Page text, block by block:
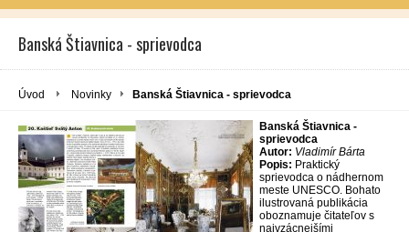
Banská Štiavnica - sprievodca
Úvod Novinky Banská Štiavnica - sprievodca
Banská Štiavnica -
sprievodca
Autor: Vladimír Bárta
Popis: Praktický
sprievodca o nádhernom
meste UNESCO. Bohato
ilustrovaná publikácia
oboznamuje čitateľov s
najvzácnejšími